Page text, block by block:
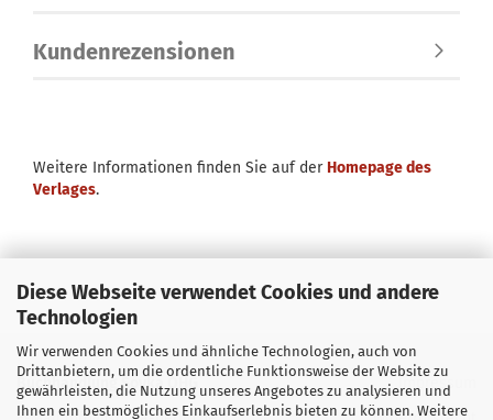
Diese Webseite verwendet Cookies und andere
Technologien
Wir verwenden Cookies und ähnliche Technologien, auch von
Drittanbietern, um die ordentliche Funktionsweise der Website zu
gewährleisten, die Nutzung unseres Angebotes zu analysieren und
Ihnen ein bestmögliches Einkaufserlebnis bieten zu können. Weitere
Kundenrezensionen
Weitere Informationen finden Sie auf der Homepage des
Verlages.
Buchhandlung Soyka OHG
Impressum